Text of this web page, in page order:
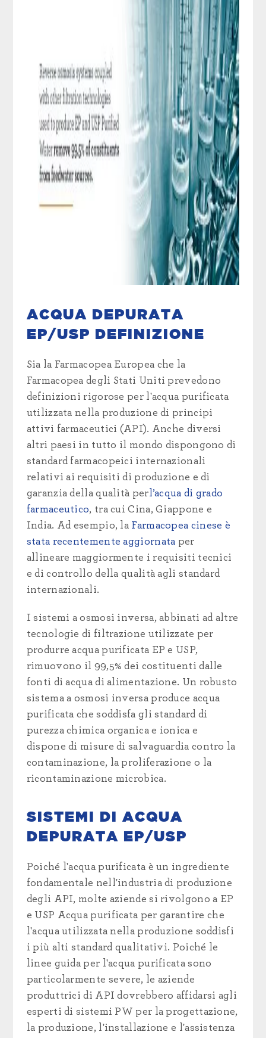
ACQUA DEPURATA
EP/USP DEFINIZIONE
Sia la Farmacopea Europea che la
Farmacopea degli Stati Uniti prevedono
definizioni rigorose per l'acqua purificata
utilizzata nella produzione di principi
attivi farmaceutici (API). Anche diversi
altri paesi in tutto il mondo dispongono di
standard farmacopeici internazionali
relativi ai requisiti di produzione e di
garanzia della qualità perl’acqua di grado
farmaceutico, tra cui Cina, Giappone e
India. Ad esempio, la Farmacopea cinese è
stata recentemente aggiornata per
allineare maggiormente i requisiti tecnici
e di controllo della qualità agli standard
internazionali.
I sistemi a osmosi inversa, abbinati ad altre
tecnologie di filtrazione utilizzate per
produrre acqua purificata EP e USP,
rimuovono il 99,5% dei costituenti dalle
fonti di acqua di alimentazione. Un robusto
sistema a osmosi inversa produce acqua
purificata che soddisfa gli standard di
purezza chimica organica e ionica e
dispone di misure di salvaguardia contro la
contaminazione, la proliferazione o la
ricontaminazione microbica.
SISTEMI DI ACQUA
DEPURATA EP/USP
Poiché l'acqua purificata è un ingrediente
fondamentale nell'industria di produzione
degli API, molte aziende si rivolgono a EP
e USP Acqua purificata per garantire che
l'acqua utilizzata nella produzione soddisfi
i più alti standard qualitativi. Poiché le
linee guida per l'acqua purificata sono
particolarmente severe, le aziende
produttrici di APIdovrebbero affidarsi agli
esperti di sistemi PW per la progettazione,
la produzione, l'installazione e l'assistenza